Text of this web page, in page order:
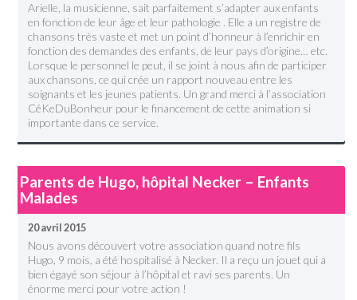
Arielle, la musicienne, sait parfaitement s’adapter aux enfants
en fonction de leur âge et leur pathologie . Elle a un registre de
chansons très vaste et met un point d’honneur à l’enrichir en
fonction des demandes des enfants, de leur pays d’origine… etc.
Lorsque le personnel le peut, il se joint à nous afin de participer
aux chansons, ce qui crée un rapport nouveau entre les
soignants et les jeunes patients. Un grand merci à l’association
CéKeDuBonheur pour le financement de cette animation si
importante dans ce service.
Parents de Hugo, hôpital Necker – Enfants
Malades
20 avril 2015
Nous avons découvert votre association quand notre fils
Hugo, 9 mois, a été hospitalisé à Necker. Il a reçu un jouet qui a
bien égayé son séjour à l’hôpital et ravi ses parents. Un
énorme merci pour votre action !